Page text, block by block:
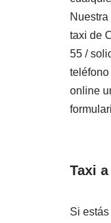
taxi de
55 /
teléfono
online
Taxi
Si